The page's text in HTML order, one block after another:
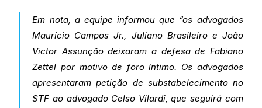
Em nota, a equipe informou que “os advogados
Maurício Campos Jr., Juliano Brasileiro e João
Victor Assunção deixaram a defesa de Fabiano
Zettel por motivo de foro íntimo. Os advogados
apresentaram petição de substabelecimento no
STF ao advogado Celso Vilardi, que seguirá com